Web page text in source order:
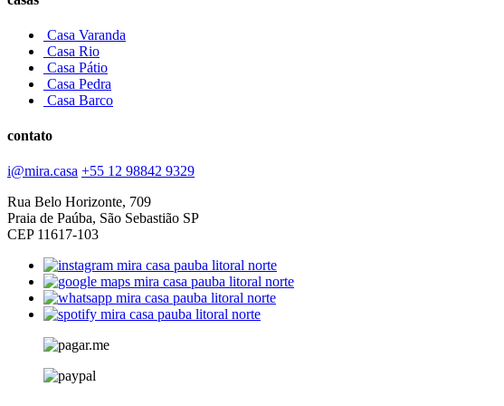
Casa Varanda
Casa Rio
Casa Pátio
Casa Pedra
Casa Barco
contato
i@mira.casa +55 12 98842 9329
Rua Belo Horizonte, 709
Praia de Paúba, São Sebastião SP
CEP 11617-103